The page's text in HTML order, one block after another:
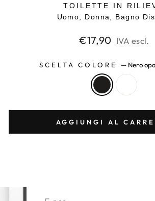
TOILETTE IN
Uomo, Donna, Bagno
Prezzo
listino
€17,90 IVA escl.
SCELTA COLORE— Nero
AGGIUNGI AL